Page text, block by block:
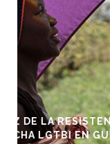
Y
J.K.